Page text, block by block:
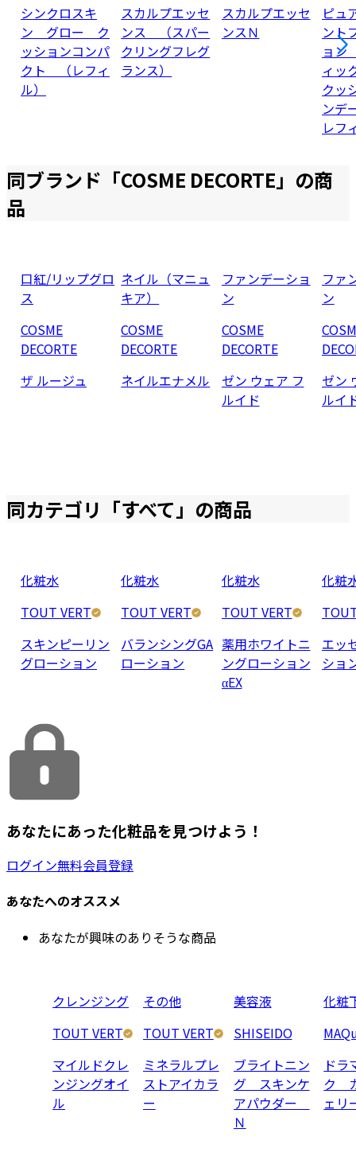
シンクロスキ
ン グロー ク
ッションコンパ
クト （レフィ
ル）
スカルプエッセ
ンス （スパー
クリングフレグ
ランス）
スカルプエッセ
ンスＮ
ピュ
ント
ョン
ィッ
クッ
ン
レフ
同ブランド「COSME DECORTE」の商
品
口紅/リップグロ
ス
COSME
DECORTE
ザ ルージュ
ネイル（マニュ
キア）
COSME
DECORTE
ネイルエナメル
ファンデーショ
ン
COSME
DECORTE
ゼン ウェア フ
ルイド
ファ
ン
ゼン
ルイ
同カテゴリ「すべて 」の商品
化粧水
TOUT VERT
スキンピーリン
グローション
化粧水
TOUT VERT
バランシングGA
ローション
化粧水
TOUT VERT
薬用ホワイトニ
ングローション
αEX
化粧
エッ
ショ
あなたにあった化粧品を見つけよう！
ログイン無料会員登録
あなたへのオススメ
あなたが興味のありそうな商品
クレンジング
TOUT VERT
マイルドクレ
ンジングオイ
ル
その他
TOUT VERT
ミネラルプレ
ストアイカラ
ー
美容液
SHISEIDO
ブライトニン
グ スキンケ
アパウダー
Ｎ
化粧
ドラ
ク
ェ